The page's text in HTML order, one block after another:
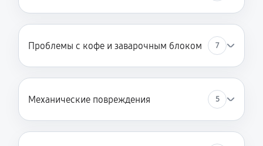
Проблемы с кофе и заварочным блоком 7
Механические повреждения 5